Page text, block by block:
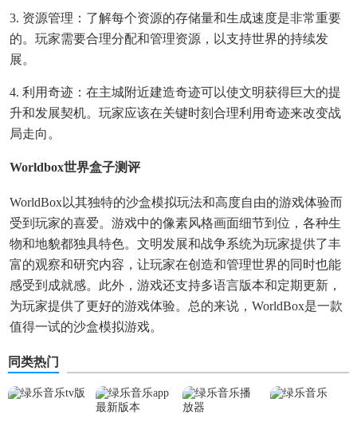
3. 资源管理：了解每个资源的存储量和生成速度是非常重要
的。玩家需要合理分配和管理资源，以支持世界的持续发
展。
4. 利用奇迹：在主城附近建造奇迹可以使文明获得巨大的提
升和发展契机。玩家应该在关键时刻合理利用奇迹来改变战
局走向。
Worldbox世界盒子测评
WorldBox以其独特的沙盒模拟玩法和高度自由的游戏体验而
受到玩家的喜爱。游戏中的像素风格画面细节到位，各种生
物和地貌都独具特色。文明发展和战争系统为玩家提供了丰
富的观察和研究内容，让玩家在创造和管理世界的同时也能
感受到成就感。此外，游戏还支持多语言版本和定期更新，
为玩家提供了更好的游戏体验。总的来说，WorldBox是一款
值得一试的沙盒模拟游戏。
同类热门